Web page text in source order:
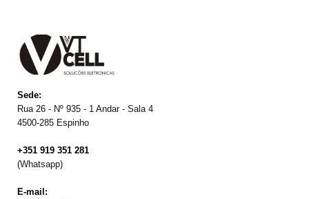
Sede:
Rua 26 - Nº 935 - 1 Andar - Sala 4
4500-285 Espinho
+351 919 351 281
(Whatsapp)
E-mail: